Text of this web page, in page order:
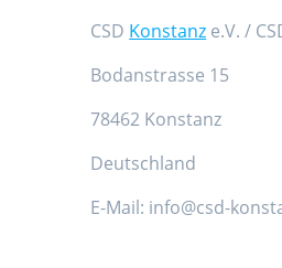
CSD Konstanz e.V. /
Bodanstrasse 15
78462 Konstanz
Deutschland
E-Mail: info@csd-